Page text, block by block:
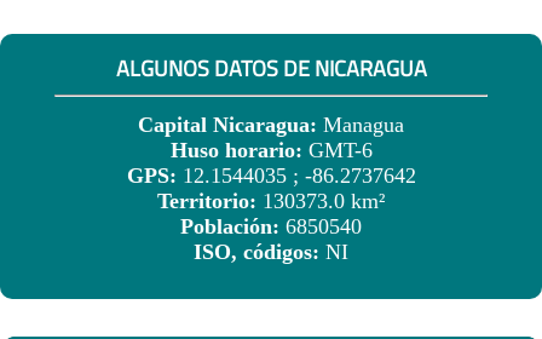
ALGUNOS DATOS DE NICARAGUA
Capital Nicaragua: Managua
Huso horario: GMT-6
GPS: 12.1544035 ; -86.2737642
Territorio: 130373.0 km²
Población: 6850540
ISO, códigos: NI